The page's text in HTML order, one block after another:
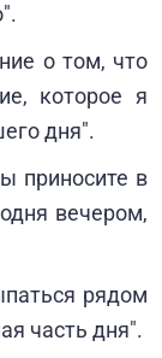
о том, что
которое я
дня".
приносите в
вечером,
рядом
часть дня".